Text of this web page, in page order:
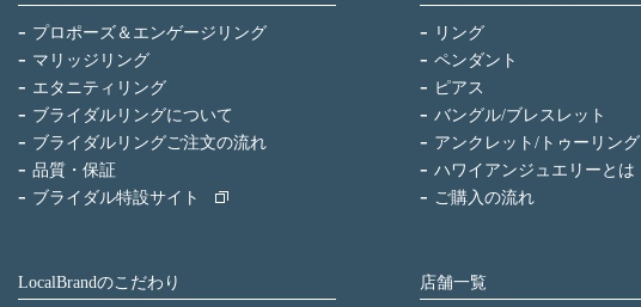
プロポーズ＆エンゲージリング
マリッジリング
エタニティリング
ブライダルリングについて
ブライダルリングご注文の流れ
品質・保証
ブライダル特設サイト
リング
ペンダント
ピアス
バングル/ブレスレット
アンクレット/トゥーリング
ハワイアンジュエリーとは
ご購入の流れ
LocalBrandのこだわり 店舗一覧